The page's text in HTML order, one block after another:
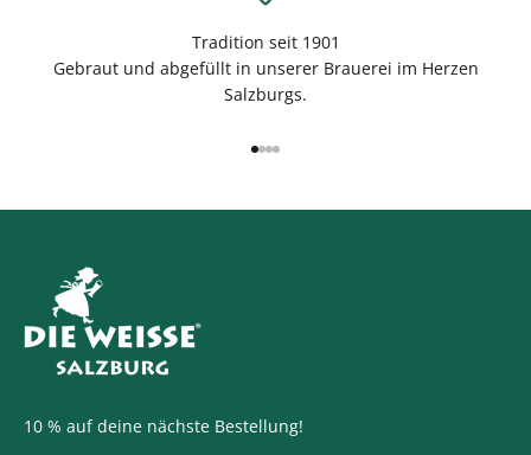
Tradition seit 1901
Gebraut und abgefüllt in unserer Brauerei im Herzen
Salzburgs.
Gehe zu Element 1
Gehe zu Element 2
Gehe zu Element 3
Gehe zu Element 4
10 % auf deine nächste Bestellung!